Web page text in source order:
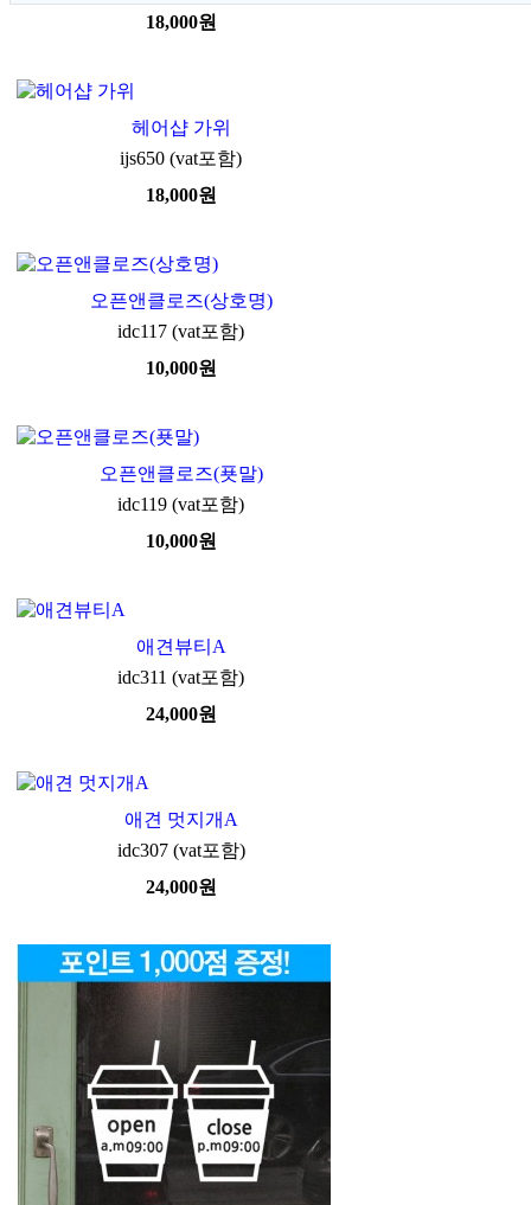
18,000원
헤어샵 가위
ijs650 (vat포함)
18,000원
오픈앤클로즈(상호명)
idc117 (vat포함)
10,000원
오픈앤클로즈(푯말)
idc119 (vat포함)
10,000원
애견뷰티A
idc311 (vat포함)
24,000원
애견 멋지개A
idc307 (vat포함)
24,000원